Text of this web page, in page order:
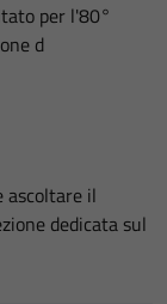
per l'80°
d
ascoltare il
dedicata sul